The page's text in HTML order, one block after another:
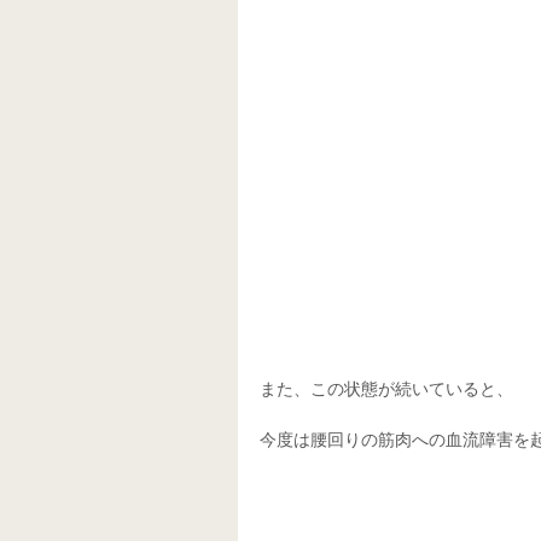
また、この状態が続いていると、
今度は腰回りの筋肉への血流障害を